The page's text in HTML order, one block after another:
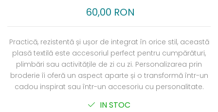
60,00 RON
Practică, rezistentă și ușor de integrat în orice stil, această
plasă textilă este accesoriul perfect pentru cumpărături,
plimbări sau activitățile de zi cu zi. Personalizarea prin
broderie îi oferă un aspect aparte și o transformă într-un
cadou inspirat sau într-un accesoriu cu personalitate.
IN STOC